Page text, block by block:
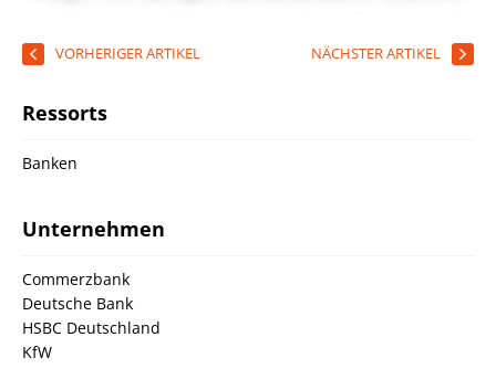
VORHERIGER ARTIKEL NÄCHSTER ARTIKEL
Ressorts
Banken
Unternehmen
Commerzbank
Deutsche Bank
HSBC Deutschland
KfW